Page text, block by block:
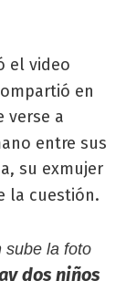
el video
en
verse a
entre sus
su exmujer
la cuestión.
sube la foto
dos niños